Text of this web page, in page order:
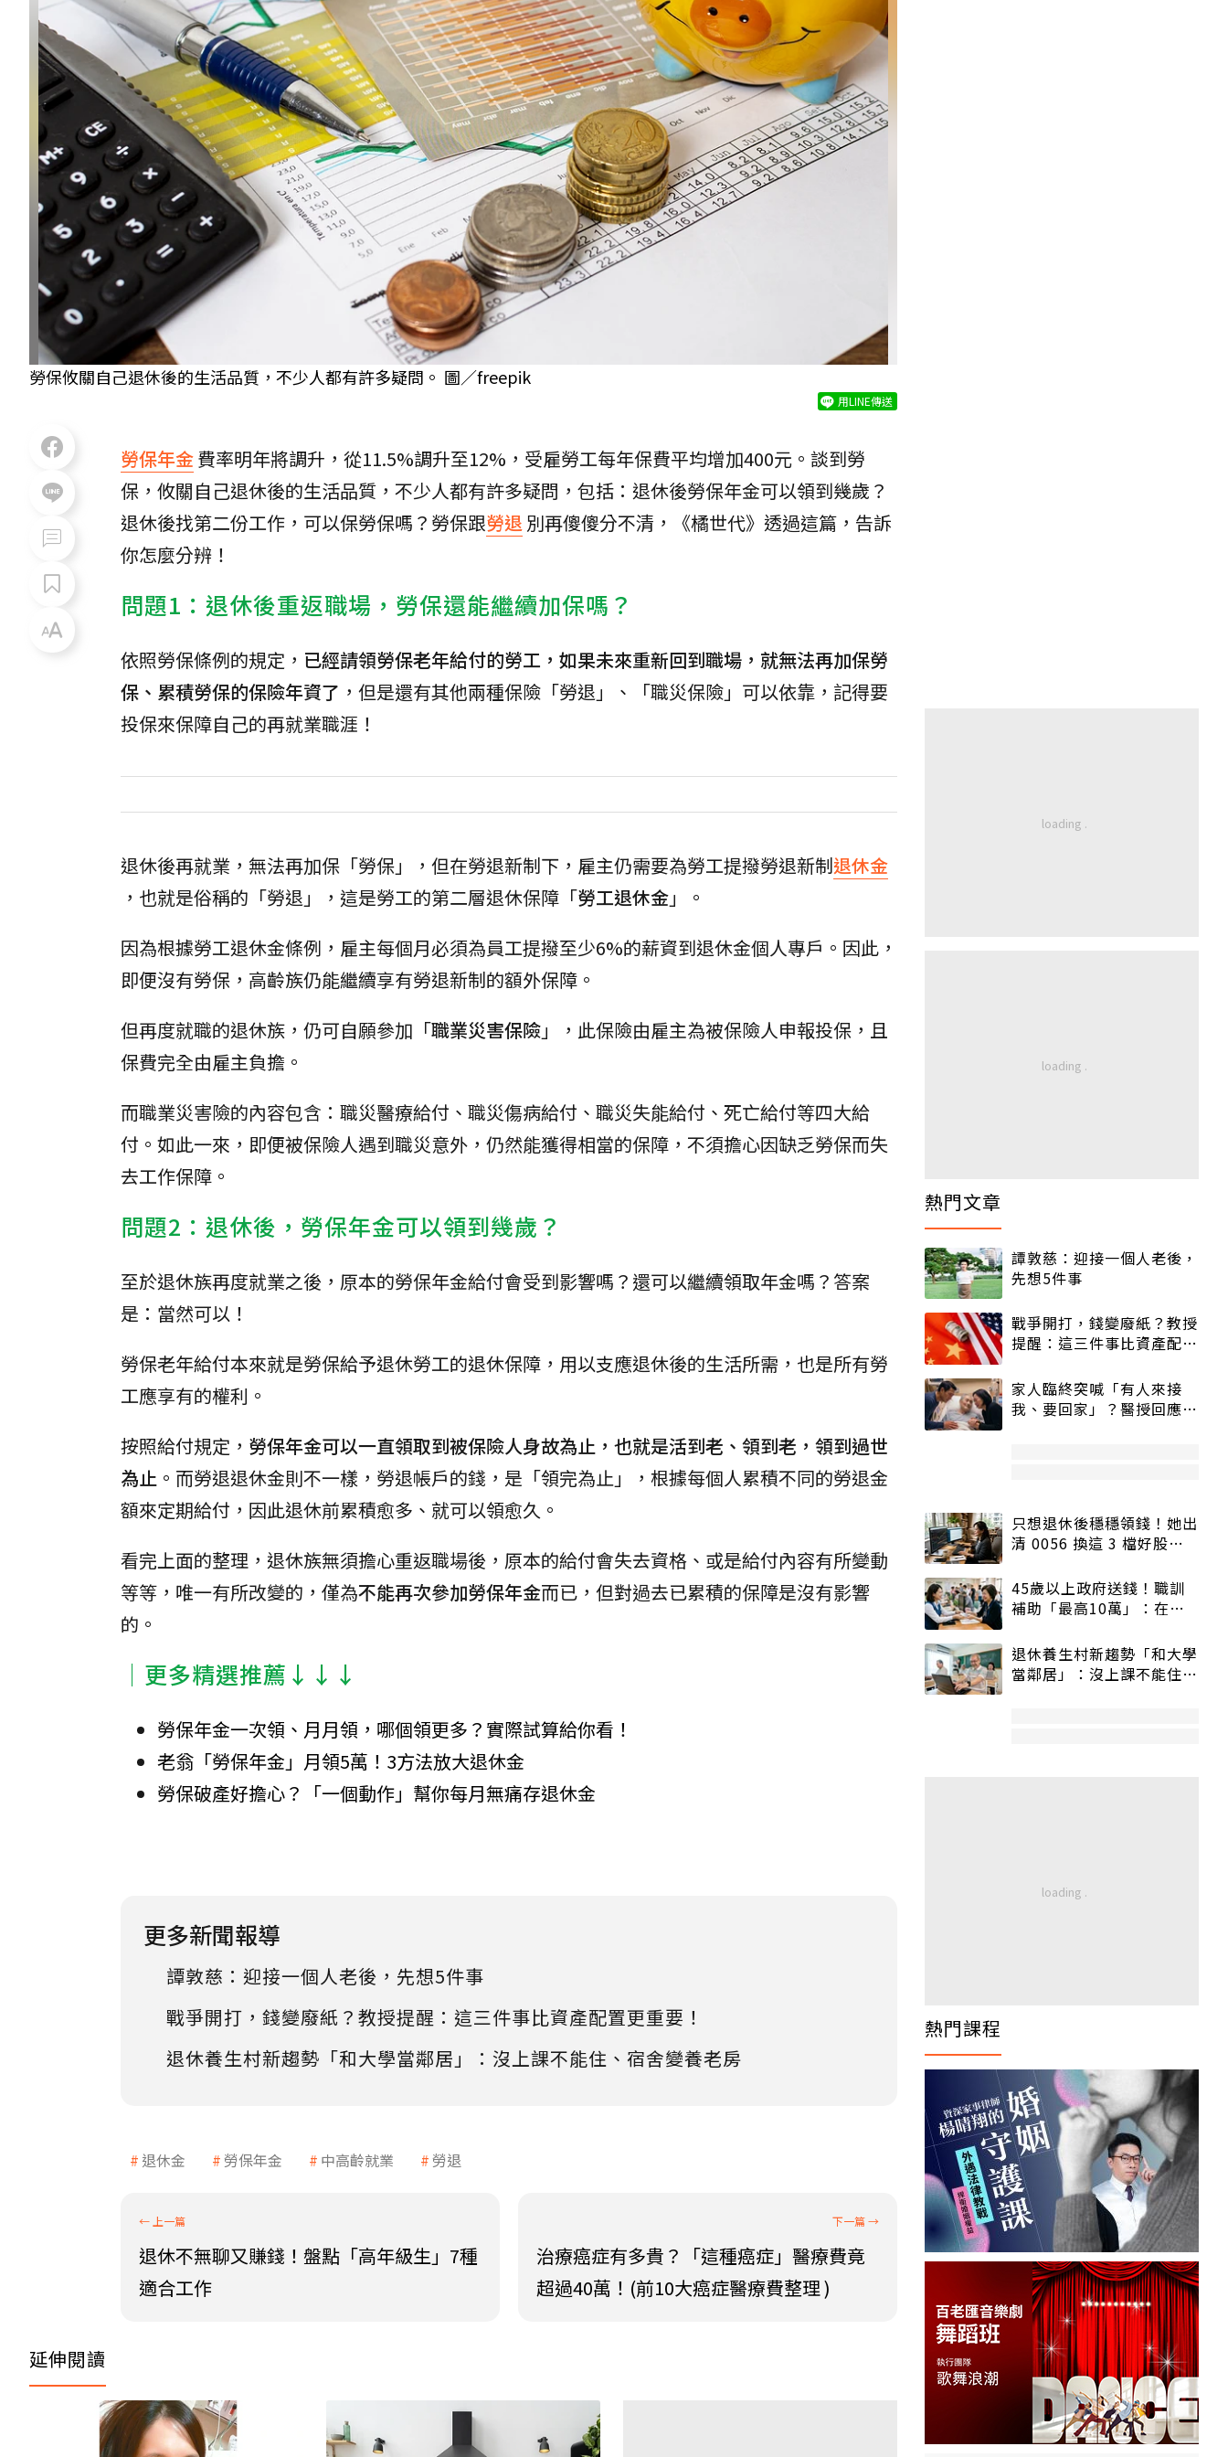
勞保攸關自己退休後的生活品質，不少人都有許多疑問。 圖／freepik
用LINE傳送
勞保年金費率明年將調升，從11.5%調升至12%，受雇勞工每年保費平均增加400元。談到勞
保，攸關自己退休後的生活品質，不少人都有許多疑問，包括：退休後勞保年金可以領到幾歲？
退休後找第二份工作，可以保勞保嗎？勞保跟勞退 別再傻傻分不清，《橘世代》透過這篇，告訴
你怎麼分辨！
問題1：退休後重返職場，勞保還能繼續加保嗎？
依照勞保條例的規定， 已經請領勞保老年給付的勞工，如果未來重新回到職場，就無法再加保勞
保、累積勞保的保險年資了 ，但是還有其他兩種保險「勞退」、「職災保險」可以依靠，記得要
投保來保障自己的再就業職涯！
退休後再就業，無法再加保「勞保」，但在勞退新制下，雇主仍需要為勞工提撥勞退新制退休金
，也就是俗稱的「勞退」，這是勞工的第二層退休保障「勞工退休金」。
因為根據勞工退休金條例，雇主每個月必須為員工提撥至少6%的薪資到退休金個人專戶。因此，
即便沒有勞保，高齡族仍能繼續享有勞退新制的額外保障。
但再度就職的退休族，仍可自願參加「職業災害保險」，此保險由雇主為被保險人申報投保，且
保費完全由雇主負擔。
而職業災害險的內容包含：職災醫療給付、職災傷病給付、職災失能給付、死亡給付等四大給
付。如此一來，即便被保險人遇到職災意外，仍然能獲得相當的保障，不須擔心因缺乏勞保而失
去工作保障。
問題2：退休後，勞保年金可以領到幾歲？
至於退休族再度就業之後，原本的勞保年金給付會受到影響嗎？還可以繼續領取年金嗎？答案
是：當然可以！
勞保老年給付本來就是勞保給予退休勞工的退休保障，用以支應退休後的生活所需，也是所有勞
工應享有的權利。
按照給付規定， 勞保年金可以一直領取到被保險人身故為止，也就是活到老、領到老，領到過世
為止 。而勞退退休金則不一樣，勞退帳戶的錢，是「領完為止」，根據每個人累積不同的勞退金
額來定期給付，因此退休前累積愈多、就可以領愈久。
看完上面的整理，退休族無須擔心重返職場後，原本的給付會失去資格、或是給付內容有所變動
等等，唯一有所改變的，僅為不能再次參加勞保年金而已，但對過去已累積的保障是沒有影響
的。
│更多精選推薦↓↓↓
勞保年金一次領、月月領，哪個領更多？實際試算給你看！
老翁「勞保年金」月領5萬！3方法放大退休金
勞保破產好擔心？「一個動作」幫你每月無痛存退休金
更多新聞報導
譚敦慈：迎接一個人老後，先想5件事
戰爭開打，錢變廢紙？教授提醒：這三件事比資產配置更重要！
退休養生村新趨勢「和大學當鄰居」：沒上課不能住、宿舍變養老房
退休金 勞保年金 中高齡就業 勞退
退休不無聊又賺錢！盤點「高年級生」7種
適合工作
治療癌症有多貴？「這種癌症」醫療費竟
超過40萬！(前10大癌症醫療費整理 )
延伸閱讀
熱門文章
譚敦慈：迎接一個人老後，
先想5件事
戰爭開打，錢變廢紙？教授
提醒：這三件事比資產配置
家人臨終突喊「有人來接
我、要回家」？醫授回應方
只想退休後穩穩領錢！她出
清 0056 換這 3 檔好股：
45歲以上政府送錢！職訓
補助「最高10萬」：在
退休養生村新趨勢「和大學
當鄰居」：沒上課不能住、
熱門課程